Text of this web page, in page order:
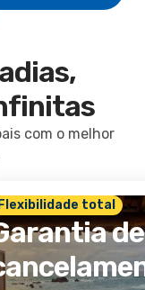
com o melhor
Flexibilidade total
de